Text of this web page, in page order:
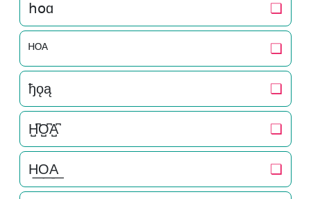
հօɑ ❏
ᴴᴼᴬ ❏
ђǫą ❏
H̺͆O̺͆A̺͆ ❏
H͟O͟A͟ ❏